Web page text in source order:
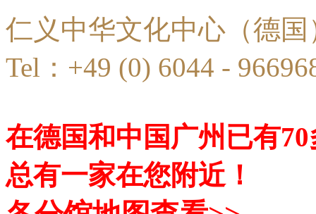
仁义中华文化中心（德国
Tel：+49 (0) 6044 -
在德国和中国广州已有
总有一家在您附近！